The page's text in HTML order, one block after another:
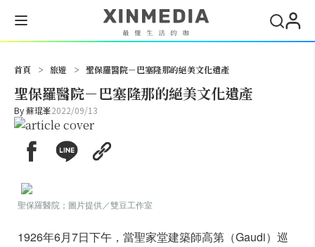
首頁 > 旅遊 > 聖保羅醫院－巴塞隆那的絕美文化遺產
聖保羅醫院－巴塞隆那的絕美文化遺產
By蘇琨峯2022/09/13
聖保羅醫院；圖片提供／雙豆工作室
1926年6月7日下午，當聖家堂建築師高第（Gaudi）巡